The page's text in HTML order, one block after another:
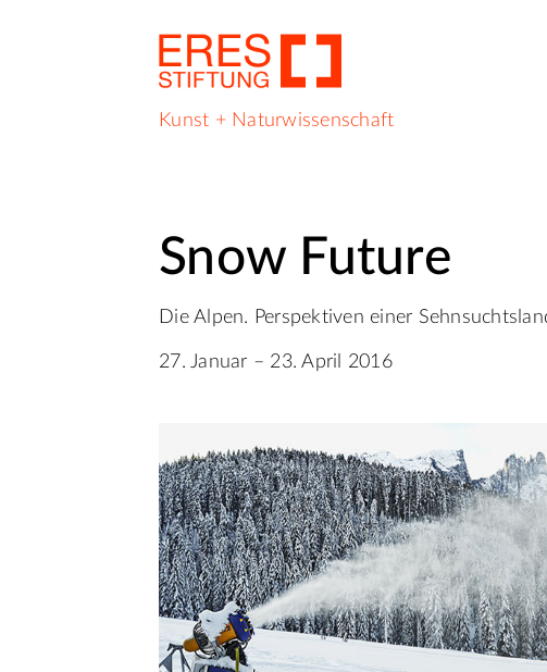
Kunst + Naturwissenschaft
Snow Future
Die Alpen. Perspektiven einer
27. Januar – 23. April 2016